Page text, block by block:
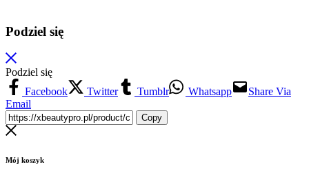
Podziel się
Podziel się
Facebook
Twitter Tumblr Whatsapp
Share Via
Email
Copy
Mój koszyk